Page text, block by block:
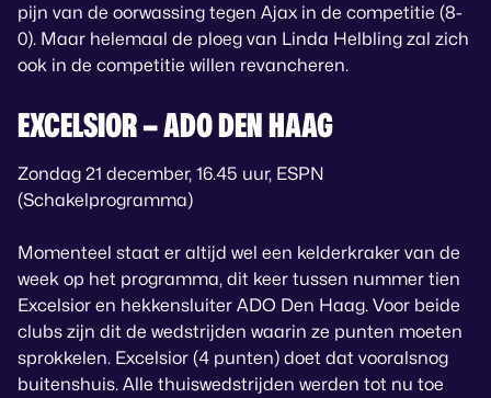
pijn van de oorwassing tegen Ajax in de competitie (8-
0). Maar helemaal de ploeg van Linda Helbling zal zich
ook in de competitie willen revancheren.
EXCELSIOR – ADO DEN HAAG
Zondag 21 december, 16.45 uur, ESPN
(Schakelprogramma)
Momenteel staat er altijd wel een kelderkraker van de
week op het programma, dit keer tussen nummer tien
Excelsior en hekkensluiter ADO Den Haag. Voor beide
clubs zijn dit de wedstrijden waarin ze punten moeten
sprokkelen. Excelsior (4 punten) doet dat vooralsnog
buitenshuis. Alle thuiswedstrijden werden tot nu toe